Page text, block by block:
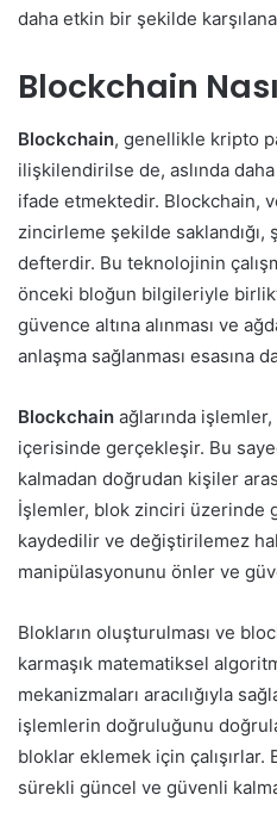
daha etkin bir şekilde
Blockchain
Blockchain, genellikle kripto
ilişkilendirilse de, aslında
ifade etmektedir. Blockchain,
zincirleme şekilde
defterdir. Bu teknolojinin
önceki bloğun bilgileriyle
güvence altına alınması ve
anlaşma sağlanması esasına
Blockchain ağlarında
içerisinde gerçekleşir. Bu
kalmadan doğrudan kişiler
İşlemler, blok zinciri üzerinde
kaydedilir ve değiştirilemez
manipülasyonunu önler ve
Blokların oluşturulması ve
karmaşık matematiksel
mekanizmaları aracılığıyla
işlemlerin doğruluğunu
bloklar eklemek için çalışırlar.
sürekli güncel ve güvenli